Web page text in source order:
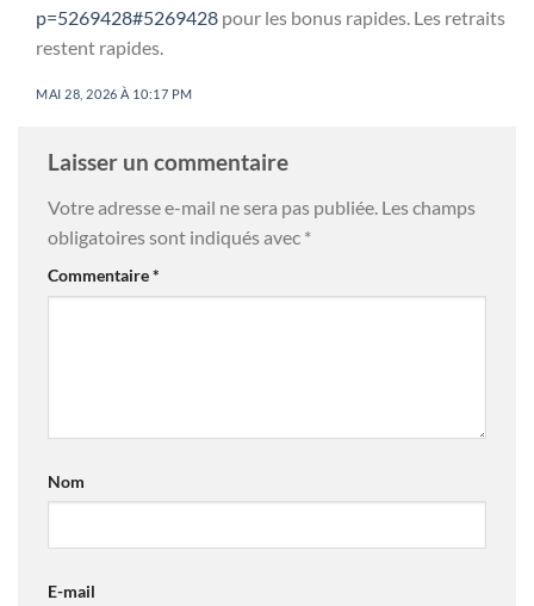
p=5269428#5269428 pour les bonus rapides. Les retraits
restent rapides.
MAI 28, 2026 À 10:17 PM
Laisser un commentaire
Votre adresse e-mail ne sera pas publiée. Les champs
obligatoires sont indiqués avec *
Commentaire*
Nom
E-mail